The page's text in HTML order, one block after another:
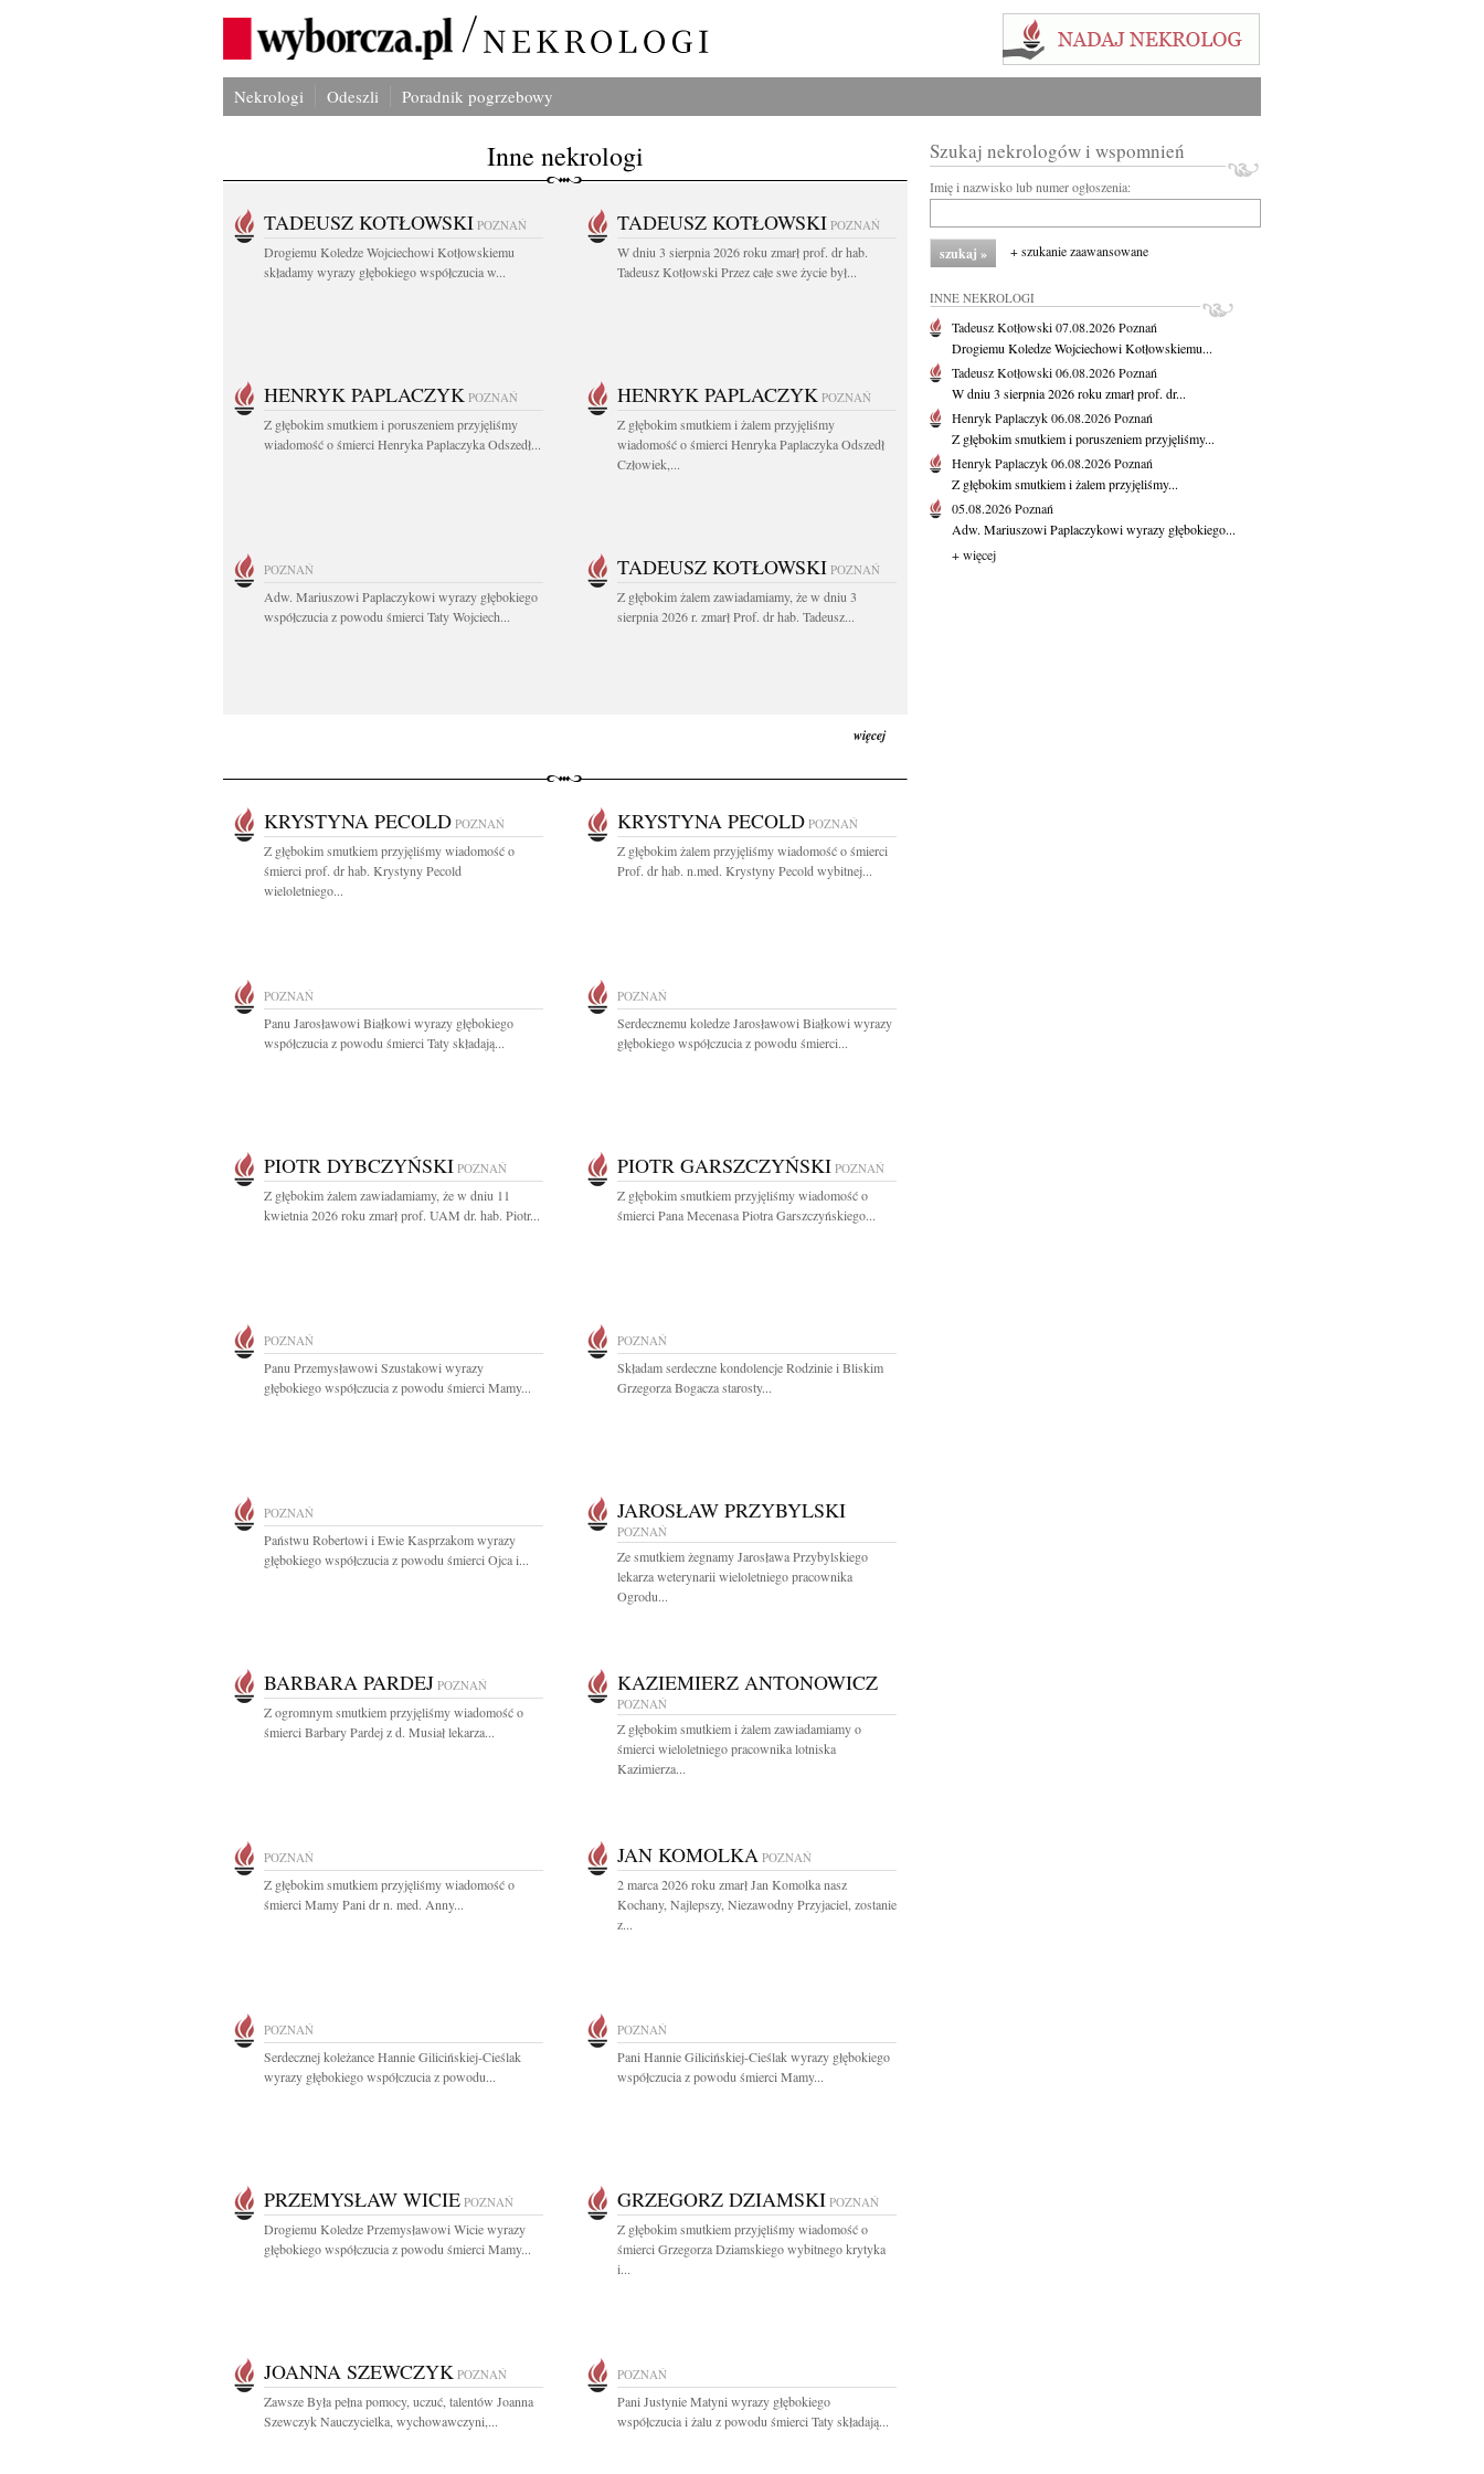
Nekrologi Odeszli Poradnik pogrzebowy
Inne nekrologi
TADEUSZ KOTŁOWSKI POZNAŃ
Drogiemu Koledze Wojciechowi Kotłowskiemu
składamy wyrazy głębokiego współczucia w...
TADEUSZ KOTŁOWSKI POZNAŃ
W dniu 3 sierpnia 2026 roku zmarł prof. dr hab.
Tadeusz Kotłowski Przez całe swe życie był...
HENRYK PAPLACZYK POZNAŃ
Z głębokim smutkiem i poruszeniem przyjęliśmy
wiadomość o śmierci Henryka Paplaczyka Odszedł...
HENRYK PAPLACZYK POZNAŃ
Z głębokim smutkiem i żalem przyjęliśmy
wiadomość o śmierci Henryka Paplaczyka Odszedł
Człowiek,...
POZNAŃ
Adw. Mariuszowi Paplaczykowi wyrazy głębokiego
współczucia z powodu śmierci Taty Wojciech...
TADEUSZ KOTŁOWSKI POZNAŃ
Z głębokim żalem zawiadamiamy, że w dniu 3
sierpnia 2026 r. zmarł Prof. dr hab. Tadeusz...
więcej
KRYSTYNA PECOLD POZNAŃ
Z głębokim smutkiem przyjęliśmy wiadomość o
śmierci prof. dr hab. Krystyny Pecold
wieloletniego...
KRYSTYNA PECOLD POZNAŃ
Z głębokim żalem przyjęliśmy wiadomość o śmierci
Prof. dr hab. n.med. Krystyny Pecold wybitnej...
POZNAŃ
Panu Jarosławowi Białkowi wyrazy głębokiego
współczucia z powodu śmierci Taty składają...
POZNAŃ
Serdecznemu koledze Jarosławowi Białkowi wyrazy
głębokiego współczucia z powodu śmierci...
PIOTR DYBCZYŃSKI POZNAŃ
Z głębokim żalem zawiadamiamy, że w dniu 11
kwietnia 2026 roku zmarł prof. UAM dr. hab. Piotr...
PIOTR GARSZCZYŃSKI POZNAŃ
Z głębokim smutkiem przyjęliśmy wiadomość o
śmierci Pana Mecenasa Piotra Garszczyńskiego...
POZNAŃ
Panu Przemysławowi Szustakowi wyrazy
głębokiego współczucia z powodu śmierci Mamy...
POZNAŃ
Składam serdeczne kondolencje Rodzinie i Bliskim
Grzegorza Bogacza starosty...
POZNAŃ
Państwu Robertowi i Ewie Kasprzakom wyrazy
głębokiego współczucia z powodu śmierci Ojca i...
JAROSŁAW PRZYBYLSKI
POZNAŃ
Ze smutkiem żegnamy Jarosława Przybylskiego
lekarza weterynarii wieloletniego pracownika
Ogrodu...
BARBARA PARDEJ POZNAŃ
Z ogromnym smutkiem przyjęliśmy wiadomość o
śmierci Barbary Pardej z d. Musiał lekarza...
KAZIEMIERZ ANTONOWICZ
POZNAŃ
Z głębokim smutkiem i żalem zawiadamiamy o
śmierci wieloletniego pracownika lotniska
Kazimierza...
POZNAŃ
Z głębokim smutkiem przyjęliśmy wiadomość o
śmierci Mamy Pani dr n. med. Anny...
JAN KOMOLKA POZNAŃ
2 marca 2026 roku zmarł Jan Komolka nasz
Kochany, Najlepszy, Niezawodny Przyjaciel, zostanie
z...
POZNAŃ
Serdecznej koleżance Hannie Gilicińskiej-Cieślak
wyrazy głębokiego współczucia z powodu...
POZNAŃ
Pani Hannie Gilicińskiej-Cieślak wyrazy głębokiego
współczucia z powodu śmierci Mamy...
PRZEMYSŁAW WICIE POZNAŃ
Drogiemu Koledze Przemysławowi Wicie wyrazy
głębokiego współczucia z powodu śmierci Mamy...
GRZEGORZ DZIAMSKI POZNAŃ
Z głębokim smutkiem przyjęliśmy wiadomość o
śmierci Grzegorza Dziamskiego wybitnego krytyka
i...
JOANNA SZEWCZYK POZNAŃ
Zawsze Była pełna pomocy, uczuć, talentów Joanna
Szewczyk Nauczycielka, wychowawczyni,...
POZNAŃ
Pani Justynie Matyni wyrazy głębokiego
współczucia i żalu z powodu śmierci Taty składają...
Szukaj nekrologów i wspomnień
Imię i nazwisko lub numer ogłoszenia:
+ szukanie zaawansowane
INNE NEKROLOGI
Tadeusz Kotłowski07.08.2026Poznań
Drogiemu Koledze Wojciechowi Kotłowskiemu...
Tadeusz Kotłowski06.08.2026Poznań
W dniu 3 sierpnia 2026 roku zmarł prof. dr...
Henryk Paplaczyk06.08.2026Poznań
Z głębokim smutkiem i poruszeniem przyjęliśmy...
Henryk Paplaczyk06.08.2026Poznań
Z głębokim smutkiem i żalem przyjęliśmy...
05.08.2026Poznań
Adw. Mariuszowi Paplaczykowi wyrazy głębokiego...
+ więcej